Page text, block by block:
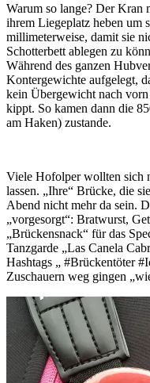
Warum so lange? Der Kran
ihrem Liegeplatz heben um
millimeterweise, damit sie
Schotterbett ablegen zu
Während des ganzen
Kontergewichte aufgelegt,
kein Übergewicht nach
kippt. So kamen dann die
am Haken) zustande.
Viele Hofolper wollten sich
lassen. „Ihre“ Brücke, die
Abend nicht mehr da sein.
„vorgesorgt“: Bratwurst,
„Brückensnack“ für das
Tanzgarde „Las Canela
Hashtags „ #Brückentöter
Zuschauern weg gingen